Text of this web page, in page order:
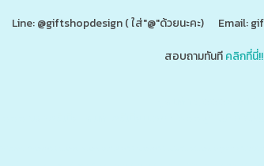
Line: @giftshopdesign ( ใส่"@"ด้วยนะคะ) Email:
สอบถามทันทีคลิกที่นี่!!